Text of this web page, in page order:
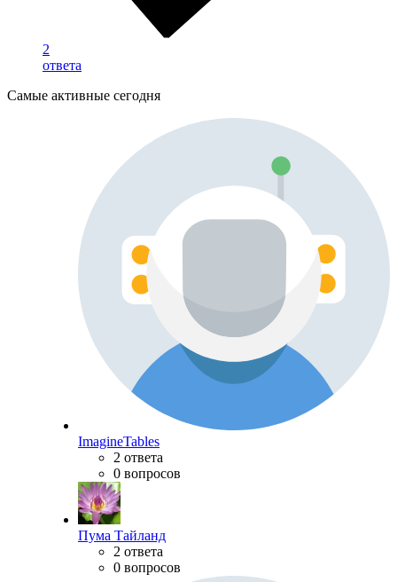
2
ответа
Самые активные сегодня
ImagineTables
2 ответа
0 вопросов
Пума Тайланд
2 ответа
0 вопросов